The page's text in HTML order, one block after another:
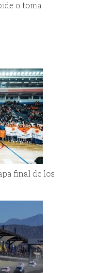
o toma
final de los